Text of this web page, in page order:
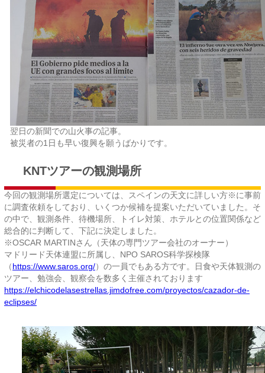
翌日の新聞での山火事の記事。
被災者の1日も早い復興を願うばかりです。
KNTツアーの観測場所
今回の観測場所選定については、スペインの天文に詳しい方※に事前
に調査依頼をしており、いくつか候補を提案いただいていました。そ
の中で、観測条件、待機場所、トイレ対策、ホテルとの位置関係など
総合的に判断して、下記に決定しました。
※OSCAR MARTINさん（天体の専門ツアー会社のオーナー）
マドリード天体連盟に所属し、NPO SAROS科学探検隊
（ https://www.saros.org/）の一員でもある方です。日食や天体観測の
ツアー、勉強会、観察会を数多く主催されております
https://elchicodelasestrellas.jimdofree.com/proyectos/cazador-de-
eclipses/